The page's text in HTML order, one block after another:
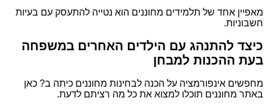
מאפיין אחד של תלמידים מחוננים הוא נטייה להתעסק עם בעיות
חשבוניות.
כיצד להתנהג עם הילדים האחרים במשפחה
בעת ההכנות למבחן
מחפשים אינפורמציה על הכנה לבחינות מחוננים כיתה ב? כאן
באתר מחוננים תוכלו למצוא את כל מה רציתם לדעת.